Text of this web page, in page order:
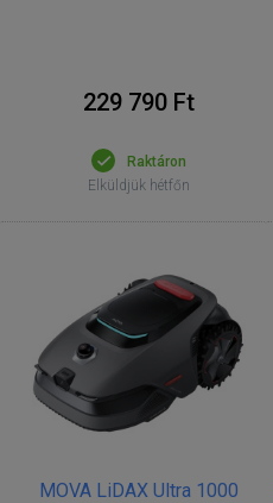
229 790 Ft
Raktáron
Elküldjük hétfőn
MOVA LiDAX Ultra 1000